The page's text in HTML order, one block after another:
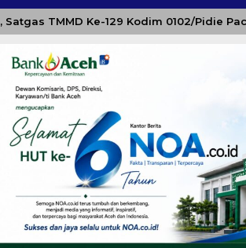
TMMD Ke-129 Kodim 0102/Pidie Pacu